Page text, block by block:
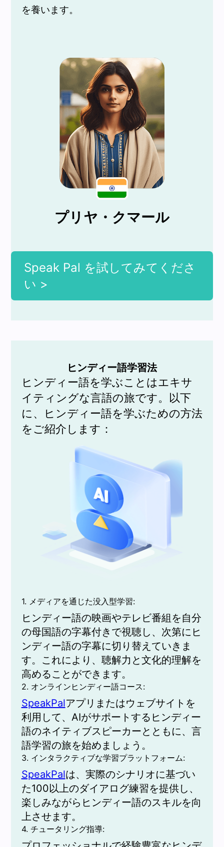
を養います。
プリヤ・クマール
Speak Pal を試してみてくださ
い >
ヒンディー語学習法
ヒンディー語を学ぶことはエキサ
イティングな言語の旅です。以下
に、ヒンディー語を学ぶための方法
をご紹介します：
1. メディアを通じた没入型学習:
ヒンディー語の映画やテレビ番組を自分
の母国語の字幕付きで視聴し、次第にヒ
ンディー語の字幕に切り替えていきま
す。これにより、聴解力と文化的理解を
高めることができます。
2. オンラインヒンディー語コース:
SpeakPalアプリまたはウェブサイトを
利用して、AIがサポートするヒンディー
語のネイティブスピーカーとともに、言
語学習の旅を始めましょう。
3. インタラクティブな学習プラットフォーム:
SpeakPalは、実際のシナリオに基づい
た100以上のダイアログ練習を提供し、
楽しみながらヒンディー語のスキルを向
上させます。
4. チュータリング指導: